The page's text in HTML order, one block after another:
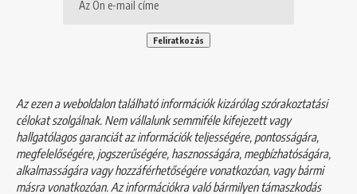
Az ezen a weboldalon található információk kizárólag szórakoztatási
célokat szolgálnak. Nem vállalunk semmiféle kifejezett vagy
hallgatólagos garanciát az információk teljességére, pontosságára,
megfelelőségére, jogszerűségére, hasznosságára, megbízhatóságára,
alkalmasságára vagy hozzáférhetőségére vonatkozóan, vagy bármi
másra vonatkozóan. Az információkra való bármilyen támaszkodás